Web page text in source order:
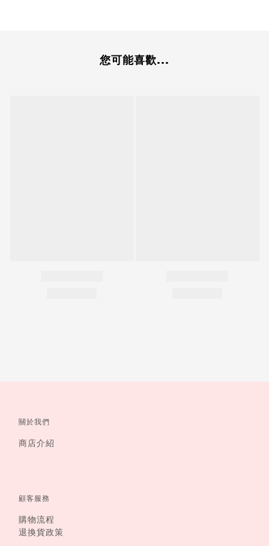
您可能喜歡...
關於我們
商店介紹
顧客服務
購物流程
退換貨政策